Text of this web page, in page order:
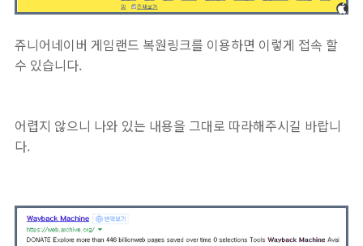
쥬니어네이버 게임랜드 복원링크를 이용하면 이렇게 접속 할
수 있습니다.
어렵지 않으니 나와 있는 내용을 그대로 따라해주시길 바랍니
다.